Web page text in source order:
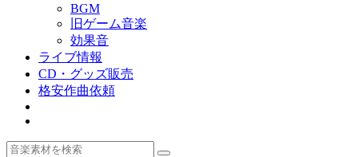
BGM
旧ゲーム音楽
効果音
ライブ情報
CD・グッズ販売
格安作曲依頼